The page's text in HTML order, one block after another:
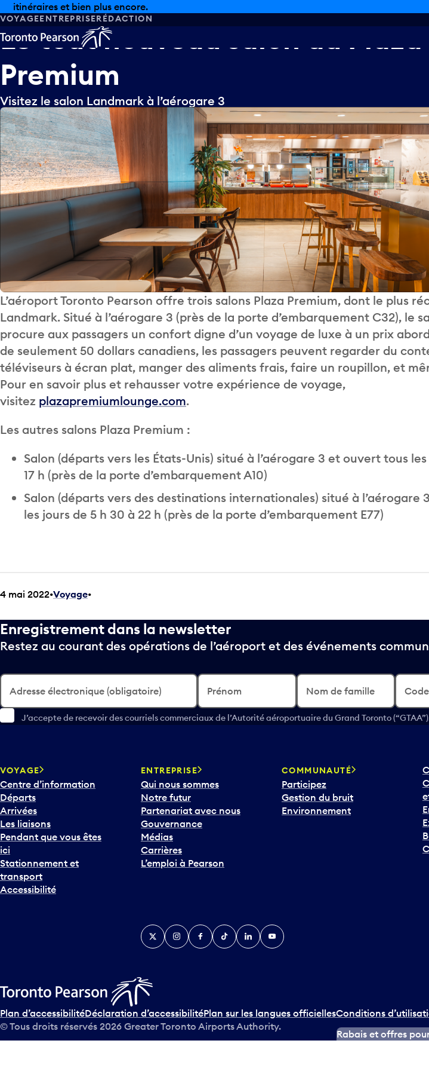
itinéraires et bien plus encore.
VOYAGEENTREPRISERÉDACTION
LetoutnouveausalonduPlaza
Premium
Visitez le salon Landmark à l’aérogare 3
L’aéroport Toronto Pearson offre trois salons Plaza Premium, dont le plus
Landmark. Situé à l’aérogare 3 (près de la porte d’embarquement C32), le
procure aux passagers un confort digne d’un voyage de luxe à un prix
de seulement 50 dollars canadiens, les passagers peuvent regarder du
téléviseurs à écran plat, manger des aliments frais, faire un roupillon, et
Pour en savoir plus et rehausser votre expérience de voyage,
visitez plazapremiumlounge.com.
Les autres salons Plaza Premium :
Salon (départs vers les États-Unis) situé à l’aérogare 3 et ouvert tous
17 h (près de la porte d’embarquement A10)
Salon (départs vers des destinations internationales) situé à l’aérogare
les jours de 5 h 30 à 22 h (près de la porte d’embarquement E77)
4 mai 2022 Voyage•
Enregistrement dans la newsletter
Restez au courant des opérations de l’aéroport et des événements
Adresse électronique (obligatoire) Prénom Nom de famille
J’accepte de recevoir des courriels commerciaux de l’Autorité aéroportuaire du Grand Toronto
VOYAGE
Centre d’information
Départs
Arrivées
Les liaisons
Pendant que vous êtes
ici
Stationnement et
transport
Accessibilité
ENTREPRISE
Qui nous sommes
Notre futur
Partenariat avec nous
Gouvernance
Médias
Carrières
L’emploi à Pearson
COMMUNAUTÉ
Participez
Gestion du bruit
Environnement
TwitterInstagramFacebook
TikTokLinkedInYouTube
Plan d’accessibilitéDéclaration d’accessibilitéPlan sur les langues officiellesConditions
© Tous droits réservés 2026 Greater Toronto Airports Authority.
Rabais et offres